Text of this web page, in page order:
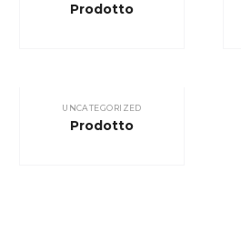
Prodotto
UNCATEGORIZED
Prodotto